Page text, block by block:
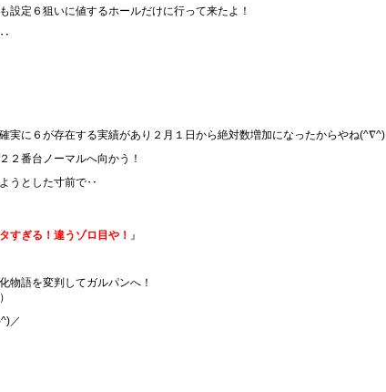
設定６狙いに値するホールだけに行って来たよ！
‥
実に６が存在する実績があり２月１日から絶対数増加になったからやね(^∇^)
２番台ノーマルへ向かう！
うとした寸前で‥
すぎる！違うゾロ目や！ 』
物語を変判してガルパンへ！
／